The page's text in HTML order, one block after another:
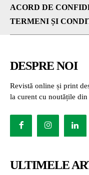
ACORD DE
TERMENI ȘI
DESPRE NOI
Revistă online și print
la curent cu noutățile
ULTIMELE